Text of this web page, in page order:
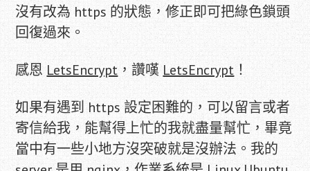
沒有改為 https 的狀態，修正即可把綠色鎖頭
回復過來。
感恩 LetsEncrypt ，讚嘆 LetsEncrypt ！
如果有遇到 https 設定困難的，可以留言或者
寄信給我，能幫得上忙的我就盡量幫忙，畢竟
當中有一些小地方沒突破就是沒辦法。我的